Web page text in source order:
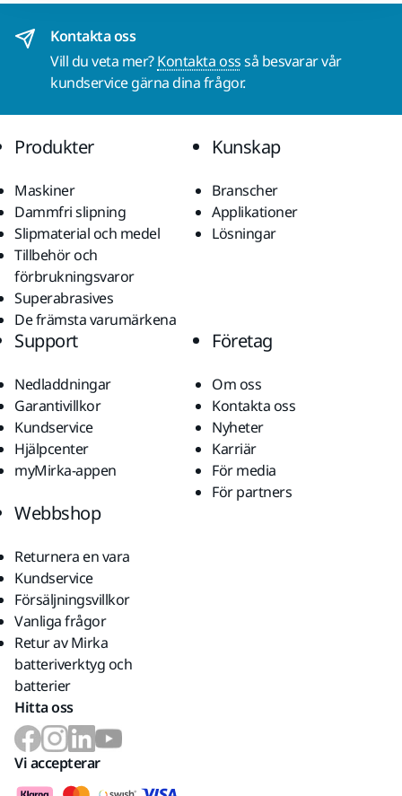
Kontakta oss
Vill du veta mer?Kontakta ossså besvarar vår
kundservice gärna dina frågor.
Produkter
Maskiner
Dammfri slipning
Slipmaterial och medel
Tillbehör och
förbrukningsvaror
Superabrasives
De främsta varumärkena
Kunskap
Branscher
Applikationer
Lösningar
Support
Nedladdningar
Garantivillkor
Kundservice
Hjälpcenter
myMirka-appen
Företag
Om oss
Kontakta oss
Nyheter
Karriär
För media
För partners
Webbshop
Returnera en vara
Kundservice
Försäljningsvillkor
Vanliga frågor
Retur av Mirka
batteriverktyg och
batterier
Hitta oss
Vi accepterar